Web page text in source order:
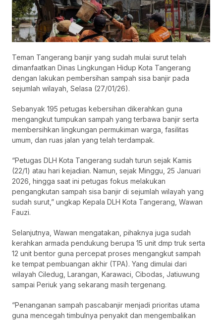
Teman Tangerang banjir yang sudah mulai surut telah
dimanfaatkan Dinas Lingkungan Hidup Kota Tangerang
dengan lakukan pembersihan sampah sisa banjir pada
sejumlah wilayah, Selasa (27/01/26).
Sebanyak 195 petugas kebersihan dikerahkan guna
mengangkut tumpukan sampah yang terbawa banjir serta
membersihkan lingkungan permukiman warga, fasilitas
umum, dan ruas jalan yang telah terdampak.
“Petugas DLH Kota Tangerang sudah turun sejak Kamis
(22/1) atau hari kejadian. Namun, sejak Minggu, 25 Januari
2026, hingga saat ini petugas fokus melakukan
pengangkutan sampah sisa banjir di sejumlah wilayah yang
sudah surut,” ungkap Kepala DLH Kota Tangerang, Wawan
Fauzi.
Selanjutnya, Wawan mengatakan, pihaknya juga sudah
kerahkan armada pendukung berupa 15 unit dmp truk serta
12 unit bentor guna percepat proses mengangkut sampah
ke tempat pembuangan akhir (TPA). Yang dimulai dari
wilayah Ciledug, Larangan, Karawaci, Cibodas, Jatiuwung
sampai Periuk yang sekarang masih tergenang.
“Penanganan sampah pascabanjir menjadi prioritas utama
guna mencegah timbulnya penyakit dan mengembalikan